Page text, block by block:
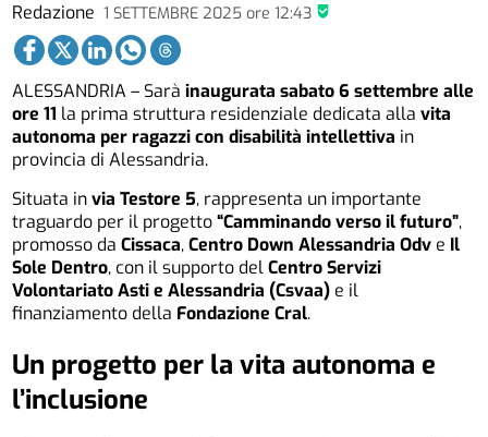
Redazione 1 SETTEMBRE 2025ore 12:43
ALESSANDRIA – Saràinaugurata sabato 6 settembre alle
ore 11 la prima struttura residenziale dedicata allavita
autonoma per ragazzi con disabilità intellettiva in
provincia di Alessandria.
Situata invia Testore 5, rappresenta un importante
traguardo per il progetto“Camminando verso il futuro”,
promosso daCissaca,Centro Down Alessandria Odv e Il
Sole Dentro, con il supporto delCentro Servizi
Volontariato Asti e Alessandria (Csvaa) e il
finanziamento della Fondazione Cral.
Un progetto per la vita autonoma e
l’inclusione